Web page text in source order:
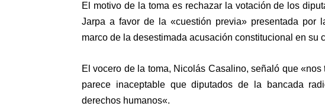
El motivo de la toma es rechazar la votación de los
Jarpa a favor de la «cuestión previa» presentada por
marco de la desestimada acusación constitucional en su
El vocero de la toma, Nicolás Casalino, señaló que «nos
parece inaceptable que diputados de
la bancada
derechos humanos«.